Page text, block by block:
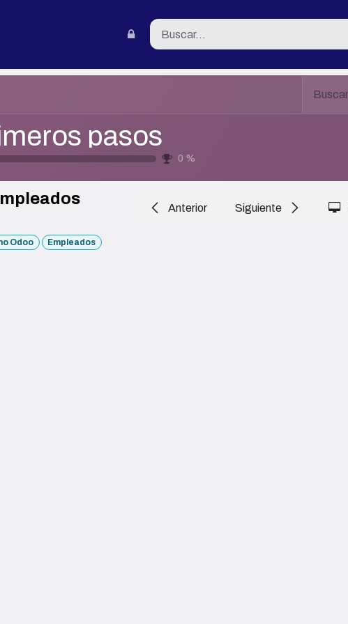
pasos
0 %
Anterior Siguiente
Odoo Empleados